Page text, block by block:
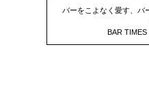
バーをこよなく愛す、バ
BAR